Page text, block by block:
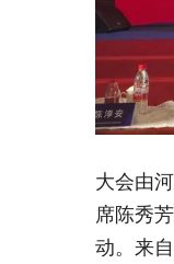
大会由
席陈秀
动。来